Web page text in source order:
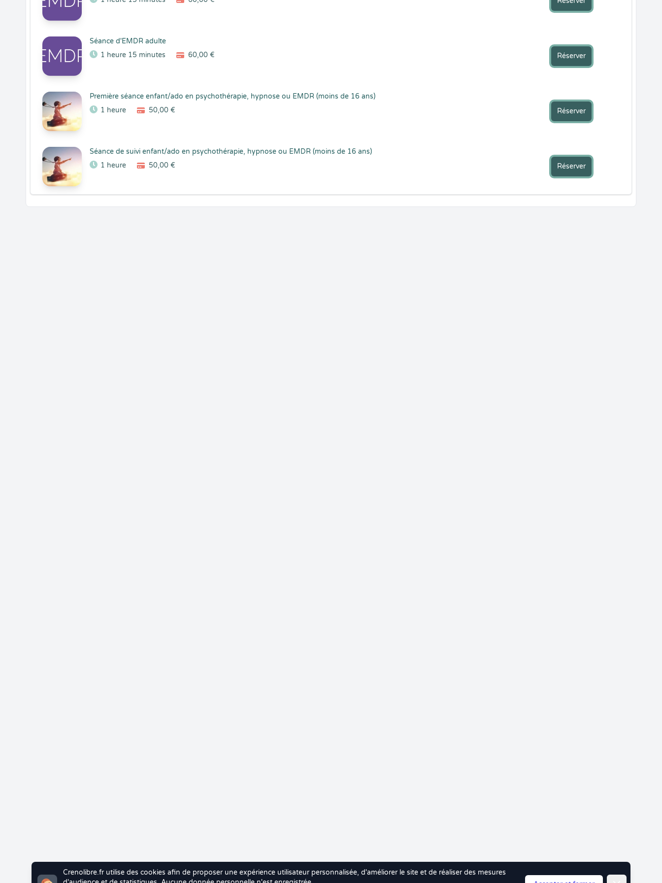
Séance d'EMDR adulte
1 heure 15 minutes
60,00 € Réserver
Première séance enfant/ado en psychothérapie, hypnose ou EMDR (moins de 16 ans)
1 heure
50,00 € Réserver
Séance de suivi enfant/ado en psychothérapie, hypnose ou EMDR (moins de 16 ans)
1 heure
50,00 € Réserver
Crenolibre.fr utilise des cookies afin de proposer une expérience utilisateur personnalisée, d'améliorer le site et de réaliser des mesures